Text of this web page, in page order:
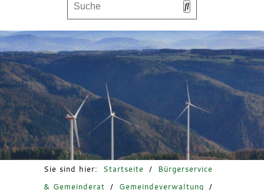
Bürgerservice & Gemeinderat
Leben in Hasel
Freizeit & Tourismus
Sie sind hier: Startseite /
Bürgerservice
& Gemeinderat
/ Gemeindeverwaltung
/